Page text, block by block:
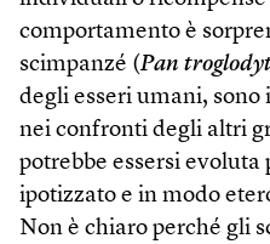
comportamento è
scimpanzé (Pan
degli esseri umani,
nei confronti degli altri
potrebbe essersi
ipotizzato e in modo
Non è chiaro perché gli